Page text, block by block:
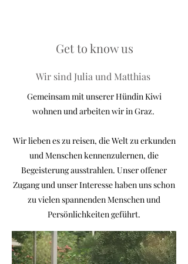
Get to know us
Wir sind Julia und Matthias
Gemeinsam mit unserer Hündin Kiwi
wohnen und arbeiten wir in Graz.
Wir lieben es zu reisen, die Welt zu erkunden
und Menschen kennenzulernen, die
Begeisterung ausstrahlen. Unser offener
Zugang und unser Interesse haben uns schon
zu vielen spannenden Menschen und
Persönlichkeiten geführt.